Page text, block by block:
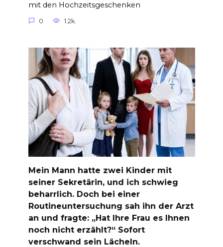
mit den Hochzeitsgeschenken
0 1.2k.
Mein Mann hatte zwei Kinder mit
seiner Sekretärin, und ich schwieg
beharrlich. Doch bei einer
Routineuntersuchung sah ihn der Arzt
an und fragte: „Hat Ihre Frau es Ihnen
noch nicht erzählt?“ Sofort
verschwand sein Lächeln.